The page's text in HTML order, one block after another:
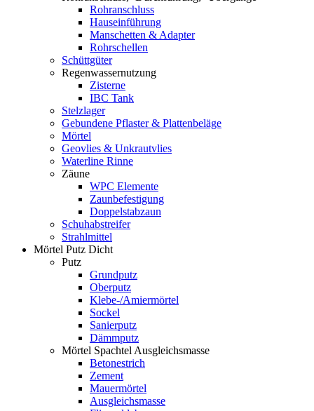
Rohranschluss
Hauseinführung
Manschetten & Adapter
Rohrschellen
Schüttgüter
Regenwassernutzung
Zisterne
IBC Tank
Stelzlager
Gebundene Pflaster & Plattenbeläge
Mörtel
Geovlies & Unkrautvlies
Waterline Rinne
Zäune
WPC Elemente
Zaunbefestigung
Doppelstabzaun
Schuhabstreifer
Strahlmittel
Mörtel Putz Dicht
Putz
Grundputz
Oberputz
Klebe-/Amiermörtel
Sockel
Sanierputz
Dämmputz
Mörtel Spachtel Ausgleichsmasse
Betonestrich
Zement
Mauermörtel
Ausgleichsmasse